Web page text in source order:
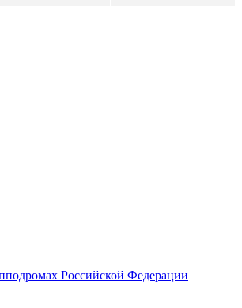
Российской Федерации